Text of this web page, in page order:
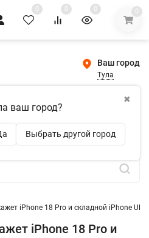
0 0 0 0
Ваш город
Тула
✖
ваш город?
Выбрать другой город
канал и получи
C 20W при покупке в
iPhone 18 Pro и складной iPhone
iPhone 18 Pro и